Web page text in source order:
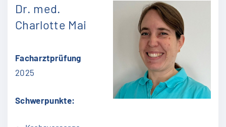
Dr. med.
Charlotte Mai
Facharztprüfung
2025
Schwerpunkte: